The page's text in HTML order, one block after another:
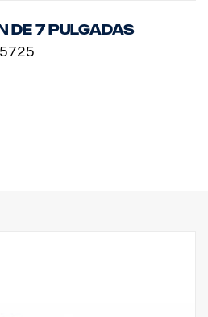
de 7 pulgadas